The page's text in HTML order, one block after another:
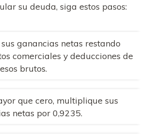
su deuda, siga estos pasos:
ganancias netas restando
comerciales y deducciones de
brutos.
que cero, multiplique sus
netas por 0,9235.